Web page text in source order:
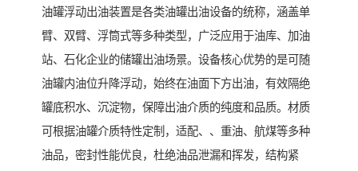
油罐浮动出油装置是各类油罐出油设备的统称，涵盖单
臂、双臂、浮筒式等多种类型，广泛应用于油库、加油
站、石化企业的储罐出油场景。设备核心优势的是可随
油罐内油位升降浮动，始终在油面下方出油，有效隔绝
罐底积水、沉淀物，保障出油介质的纯度和品质。材质
可根据油罐介质特性定制，适配、、重油、航煤等多种
油品，密封性能优良，杜绝油品泄漏和挥发，结构紧